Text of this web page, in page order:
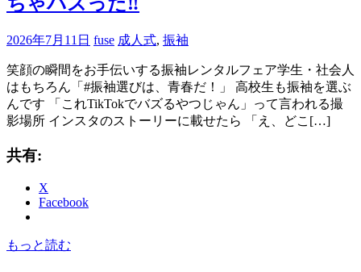
2026年7月11日 fuse 成人式, 振袖
笑顔の瞬間をお手伝いする振袖レンタルフェア学生・社会人
はもちろん「#振袖選びは、青春だ！」 高校生も振袖を選ぶ
んです 「これTikTokでバズるやつじゃん」って言われる撮
影場所 インスタのストーリーに載せたら 「え、どこ[…]
共有:
X
Facebook
もっと読む